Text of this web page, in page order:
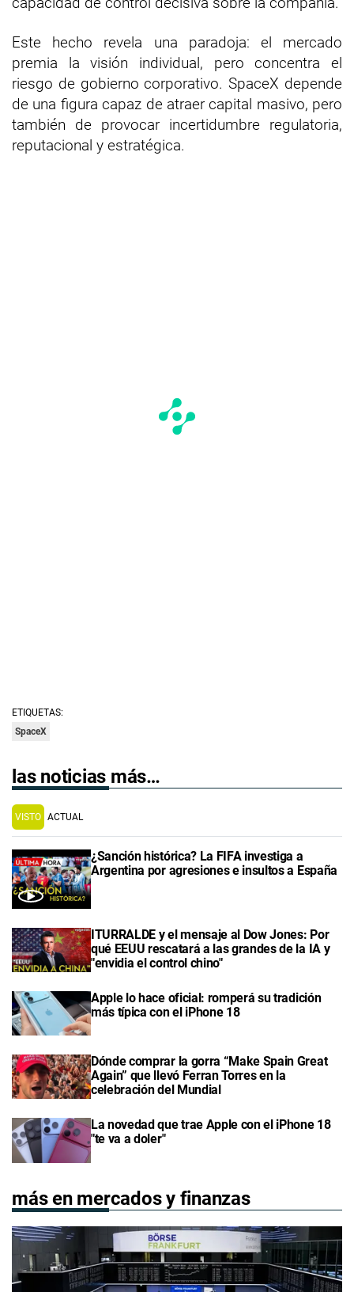
Este hecho revela una paradoja: el mercado
premia la visión individual, pero concentra el
riesgo de gobierno corporativo. SpaceX depende
de una figura capaz de atraer capital masivo, pero
también de provocar incertidumbre regulatoria,
reputacional y estratégica.
ETIQUETAS:
SpaceX
las noticias más…
VISTO ACTUAL
¿Sanción histórica? La FIFA investiga a
Argentina por agresiones e insultos a España
ITURRALDE y el mensaje al Dow Jones: Por
qué EEUU rescatará a las grandes de la IA y
"envidia el control chino"
Apple lo hace oficial: romperá su tradición
más típica con el iPhone 18
Dónde comprar la gorra “Make Spain Great
Again” que llevó Ferran Torres en la
celebración del Mundial
La novedad que trae Apple con el iPhone 18
"te va a doler"
más en mercados y finanzas